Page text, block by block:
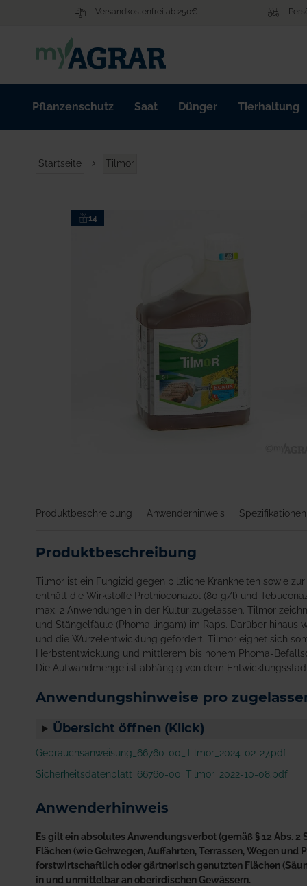
Versandkostenfrei ab 250€
Pflanzenschutz Saat Dünger Tierhaltung
Startseite Tilmor
14
springen
Produktbeschreibung Anwenderhinweis Spezifikationen
Produktbeschreibung
Tilmor ist ein Fungizid gegen pilzliche Krankheiten sowie
enthält die Wirkstoffe Prothioconazol (80 g/l) und
max. 2 Anwendungen in der Kultur zugelassen. Tilmor
und Stängelfäule (Phoma lingam) im Raps. Darüber
und die Wurzelentwicklung gefördert. Tilmor eignet sich
Herbstentwicklung und mittlerem bis hohem Phoma-
Die Aufwandmenge ist abhängig von dem
Anwendungshinweise pro
Übersicht öffnen (Klick)
Gebrauchsanweisung_66760-00_Tilmor_2024-02-27.pdf
Sicherheitsdatenblatt_66760-00_Tilmor_2022-10-08.pdf
Anwenderhinweis
Es gilt ein absolutes Anwendungsverbot (gemäß § 12 Abs.
Flächen (wie Gehwegen, Auffahrten, Terrassen, Wegen
forstwirtschaftlich oder gärtnerisch genutzten Flächen
in und unmittelbar an oberirdischen Gewässern.